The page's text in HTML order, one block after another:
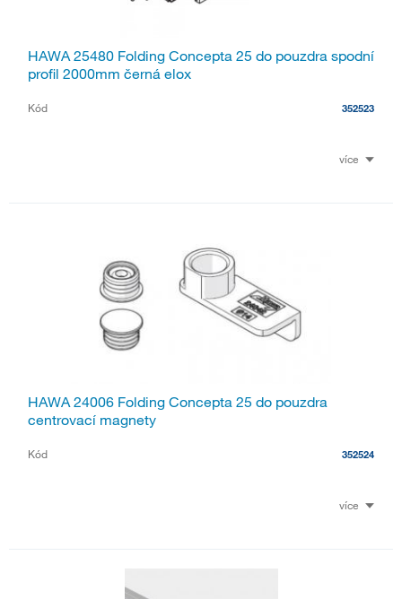
HAWA 25480 Folding Concepta 25 do pouzdra spodní
profil 2000mm černá elox
Kód 352523
více
HAWA 24006 Folding Concepta 25 do pouzdra
centrovací magnety
Kód 352524
více